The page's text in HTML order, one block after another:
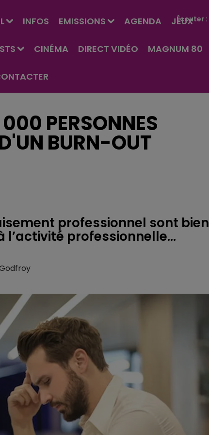
INFOS EMISSIONS AGENDA JEUX
CINÉMA DIRECT VIDÉO MAGNUM 80
Écouter :
PERSONNES
BURN-OUT
professionnel sont bien
l’activité professionnelle...